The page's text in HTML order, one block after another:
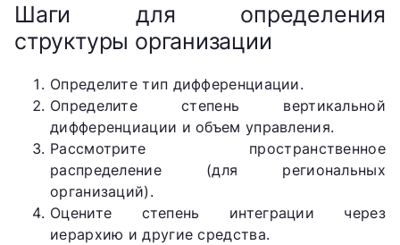
Шаги для определения
структуры организации
Определите тип дифференциации.
Определите степень вертикальной
дифференциации и объем управления.
Рассмотрите пространственное
распределение (для региональных
организаций).
Оцените степень интеграции через
иерархию и другие средства.